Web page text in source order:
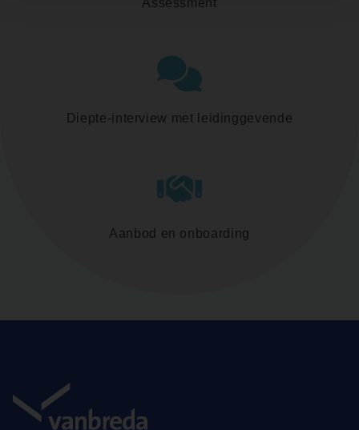
Assessment
Diepte-interview met leidinggevende
Aanbod en onboarding